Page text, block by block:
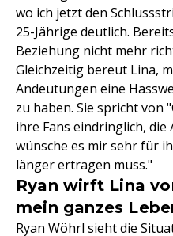
wo ich jetzt den
25-Jährige deutlich.
Beziehung nicht mehr
Gleichzeitig bereut Lina,
Andeutungen eine
zu haben. Sie spricht
ihre Fans eindringlich,
wünsche es mir sehr für
länger ertragen muss."
Ryan wirft Lina
mein ganzes
Ryan Wöhrl sieht die